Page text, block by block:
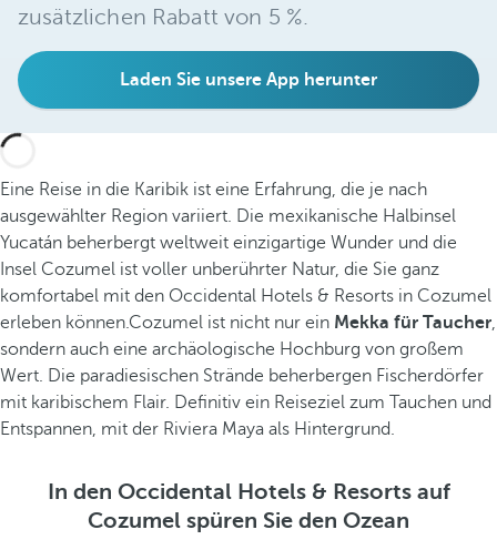
zusätzlichen Rabatt von 5 %.
Laden Sie unsere App herunter
Eine Reise in die Karibik ist eine Erfahrung, die je nach
ausgewählter Region variiert. Die mexikanische Halbinsel
Yucatán beherbergt weltweit einzigartige Wunder und die
Insel Cozumel ist voller unberührter Natur, die Sie ganz
komfortabel mit den Occidental Hotels & Resorts in Cozumel
erleben können.Cozumel ist nicht nur ein Mekka für Taucher,
sondern auch eine archäologische Hochburg von großem
Wert. Die paradiesischen Strände beherbergen Fischerdörfer
mit karibischem Flair. Definitiv ein Reiseziel zum Tauchen und
Entspannen, mit der Riviera Maya als Hintergrund.
In den Occidental Hotels & Resorts auf
Cozumel spüren Sie den Ozean